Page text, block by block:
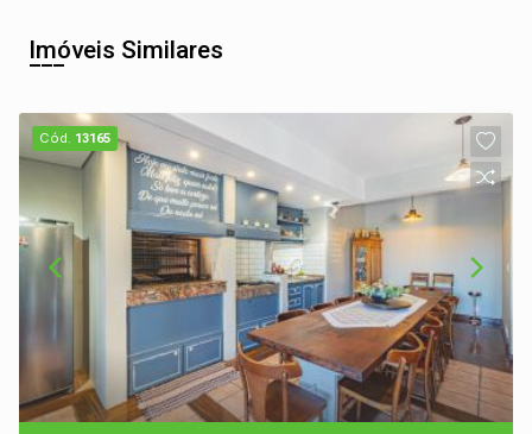
Imóveis Similares
Cód. 13165